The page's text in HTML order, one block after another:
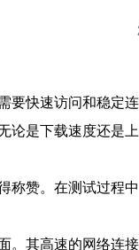
快速访问和稳定
论是下载速度还是
称赞。在测试过程
。其高速的网络连